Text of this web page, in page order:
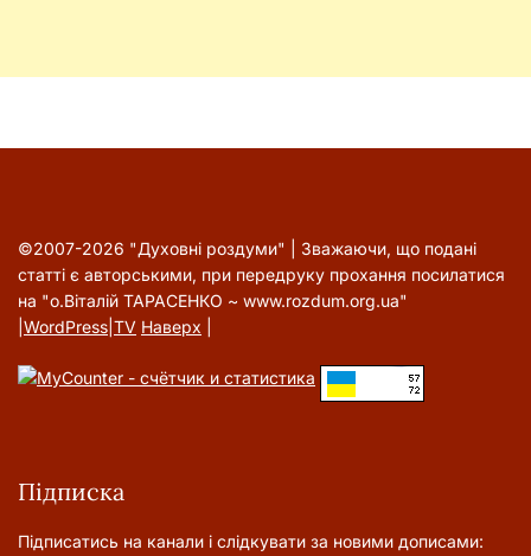
©2007-2026 "Духовні роздуми" | Зважаючи, що подані
статті є авторськими, при передруку прохання посилатися
на "о.Віталій ТАРАСЕНКО ~ www.rozdum.org.ua"
WordPress TV Наверх
Підписка
Підписатись на канали і слідкувати за новими дописами: